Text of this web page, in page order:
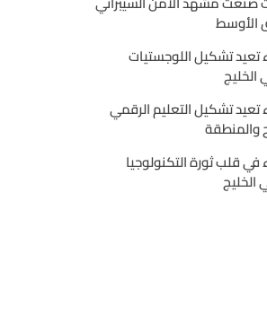
الأوسط
تعيد تشكيل اللوجستيات
الخليج
تعيد تشكيل التعليم الرقمي
والمنطقة
في قلب ثورة التكنولوجيا
الخليج